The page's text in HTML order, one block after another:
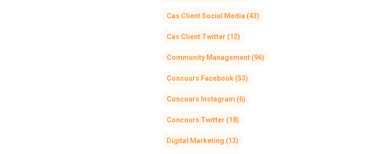
Cas Client Social Media (43)
Cas Client Twitter (12)
Community Management(96)
Concours Facebook(53)
Concours Instagram (6)
Concours Twitter (18)
Digital Marketing (13)